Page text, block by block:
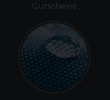
Gutscheine